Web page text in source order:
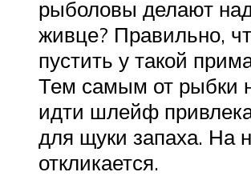
рыболовы делают
живце? Правильно,
пустить у такой
Тем самым от рыбки
идти шлейф
для щуки запаха. На
откликается.